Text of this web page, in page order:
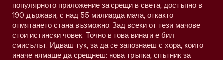
популярното приложение за срещи в света, достъпно в
190 държави, с над 55 милиарда мача, откакто
отмятането стана възможно. Зад всеки от тези мачове
стои истински човек. Точно в това винаги е бил
смисълът. Идваш тук, за да се запознаеш с хора, които
иначе нямаше да срещнеш: нова тръпка, спътник за